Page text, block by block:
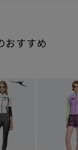
おすすめ